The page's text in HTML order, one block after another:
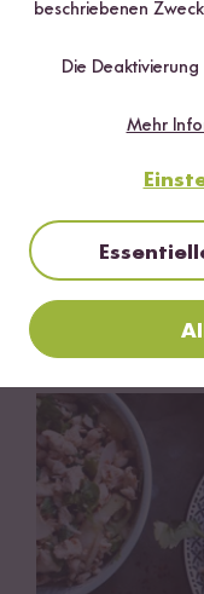
Roter Reissalat
beschriebenen
Die
Mehr